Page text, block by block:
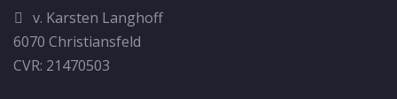
v. Karsten Langhoff
6070 Christiansfeld
CVR: 21470503